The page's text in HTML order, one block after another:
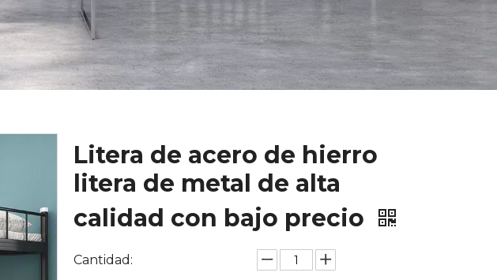
Litera de acero de hierro
litera de metal de alta
calidad con bajo precio
Cantidad: